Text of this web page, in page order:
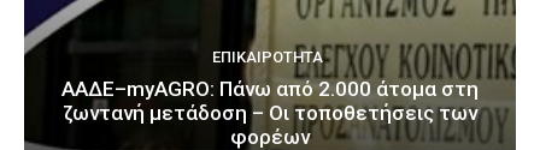
ΕΠΙΚΑΙΡΌΤΗΤΑ
ΑΑΔΕ–myAGRO: Πάνω από 2.000 άτομα στη
ζωντανή μετάδοση – Οι τοποθετήσεις των
φορέων